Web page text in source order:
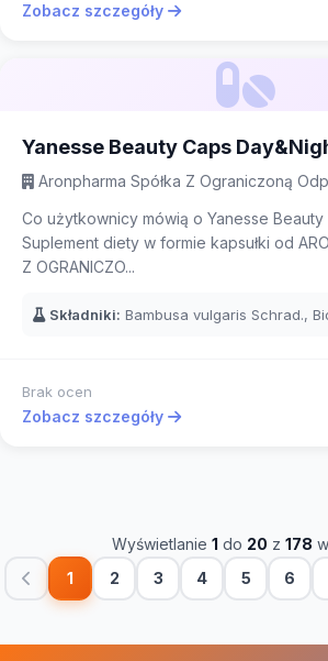
Zobacz szczegóły
Yanesse Beauty Caps
Aronpharma Spółka Z Ograniczoną
Co użytkownicy mówią o Yanesse Beauty
Suplement diety w formie kapsułki od
Z OGRANICZO...
Składniki: Bambusa vulgaris Schrad.,
Brak ocen
Zobacz szczegóły
Wyświetlanie 1 do 20 z 178
1
2 3 4 5 6